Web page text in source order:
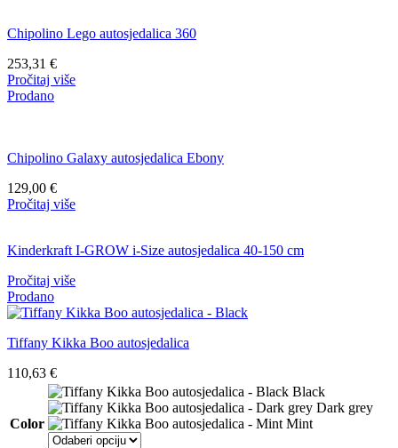
Chipolino Lego autosjedalica 360
253,31 €
Pročitaj više
Prodano
Chipolino Galaxy autosjedalica Ebony
129,00 €
Pročitaj više
Kinderkraft I-GROW i-Size autosjedalica 40-150 cm
Pročitaj više
Prodano
Tiffany Kikka Boo autosjedalica
110,63 €
Color
Black
Dark grey
Mint